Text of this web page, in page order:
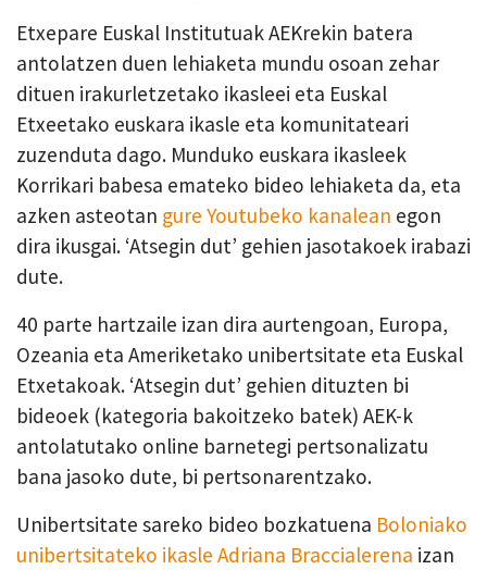
Etxepare Euskal Institutuak AEKrekin batera
antolatzen duen lehiaketa mundu osoan zehar
dituen irakurletzetako ikasleei eta Euskal
Etxeetako euskara ikasle eta komunitateari
zuzenduta dago. Munduko euskara ikasleek
Korrikari babesa emateko bideo lehiaketa da, eta
azken asteotan gure Youtubeko kanalean egon
dira ikusgai. ‘Atsegin dut’ gehien jasotakoek irabazi
dute.
40 parte hartzaile izan dira aurtengoan, Europa,
Ozeania eta Ameriketako unibertsitate eta Euskal
Etxetakoak. ‘Atsegin dut’ gehien dituzten bi
bideoek (kategoria bakoitzeko batek) AEK-k
antolatutako online barnetegi pertsonalizatu
bana jasoko dute, bi pertsonarentzako.
Unibertsitate sareko bideo bozkatuena Boloniako
unibertsitateko ikasle Adriana Braccialerena izan